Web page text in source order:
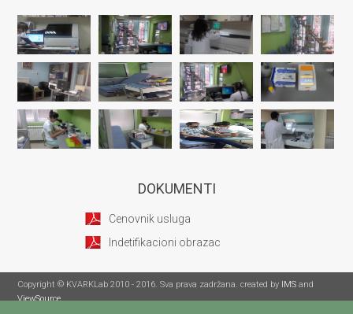
DOKUMENTI
Cenovnik usluga
Indetifikacioni obrazac
Copyright © KVARKLab 2010 - 2016. Sva prava zadržana. created by IMS and
ViewSource